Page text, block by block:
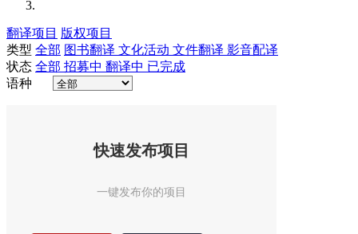
翻译项目 版权项目
类型 全部 图书翻译 文化活动 文件翻译 影音配译
状态 全部 招募中 翻译中 已完成
语种
快速发布项目
一键发布你的项目